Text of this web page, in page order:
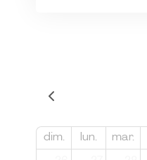
dim. lun. mar.